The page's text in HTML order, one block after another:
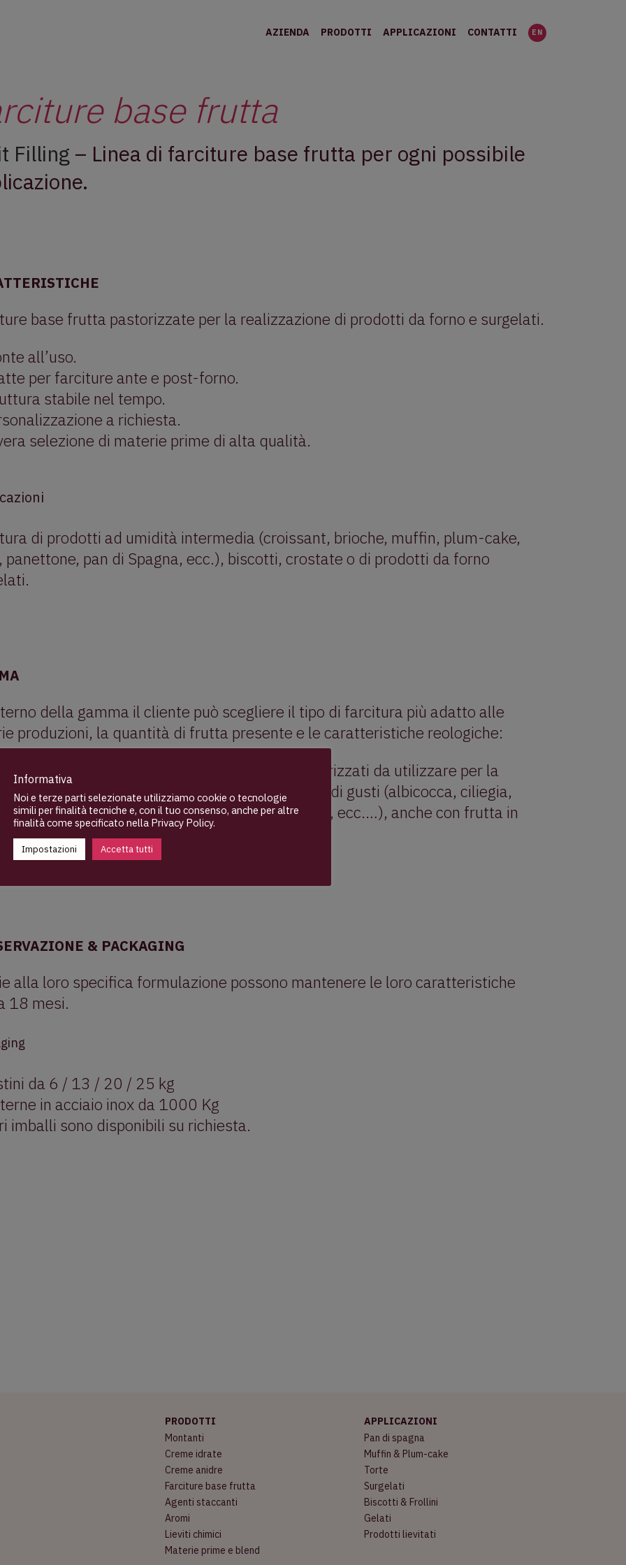
AZIENDA PRODOTTI APPLICAZIONI CONTATTI EN
base frutta
Filling – Linea di farciture base frutta per ogni possibile
base frutta pastorizzate per la realizzazione di prodotti da forno e surgelati.
all’uso.
per farciture ante e post-forno.
stabile nel tempo.
a richiesta.
selezione di materie prime di alta qualità.
di prodotti ad umidità intermedia (croissant, brioche, muffin, plum-cake,
panettone, pan di Spagna, ecc.), biscotti, crostate o di prodotti da forno
della gamma il cliente può scegliere il tipo di farcitura più adatto alle
produzioni, la quantità di frutta presente e le caratteristiche reologiche:
FILLING: semilavorati a base di frutta pastorizzati da utilizzare per la
post-forno. Disponibili in un’ampia gamma di gusti (albicocca, ciliegia,
limone, fragola, frutti di bosco, mela, pesca, ecc.…), anche con frutta in
& PACKAGING
alla loro specifica formulazione possono mantenere le loro caratteristiche
18 mesi.
da 6 / 13 / 20 / 25 kg
in acciaio inox da 1000 Kg
imballi sono disponibili su richiesta.
PRODOTTI
Montanti
Creme idrate
Creme anidre
Farciture base frutta
Agenti staccanti
Aromi
Lieviti chimici
Materie prime e blend
APPLICAZIONI
Pan di spagna
Muffin & Plum-cake
Torte
Surgelati
Biscotti & Frollini
Gelati
Prodotti lievitati
Informativa
Noi e terze parti selezionate utilizziamo cookie o tecnologie
simili per finalità tecniche e, con il tuo consenso, anche per altre
finalità come specificato nella Privacy Policy.
Impostazioni Accetta tutti